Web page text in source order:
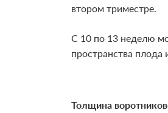
втором триместре.
С 10 по 13 неделю
пространства плода
Толщина